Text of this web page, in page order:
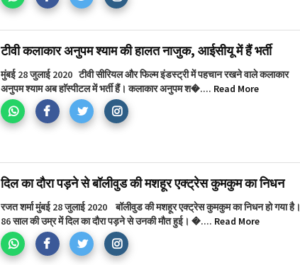
टीवी कलाकार अनुपम श्याम की हालत नाजुक, आईसीयू में हैं भर्ती
मुंबई 28 जुलाई 2020 टीवी सीरियल और फिल्म इंडस्ट्री में पहचान रखने वाले कलाकार
अनुपम श्याम अब हाॅस्पीटल में भर्ती हैं। कलाकार अनुपम श�.... Read More
दिल का दौरा पड़ने से बॉलीवुड की मशहूर एक्ट्रेस कुमकुम का निधन
रजत शर्मा मुंबई 28 जुलाई 2020 बॉलीवुड की मशहूर एक्ट्रेस कुमकुम का निधन हो गया है।
86 साल की उम्र में दिल का दौरा पड़ने से उनकी मौत हुई। �.... Read More